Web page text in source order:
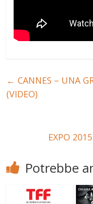
← CANNES – UNA
(VIDEO)
EXPO
Potrebbe